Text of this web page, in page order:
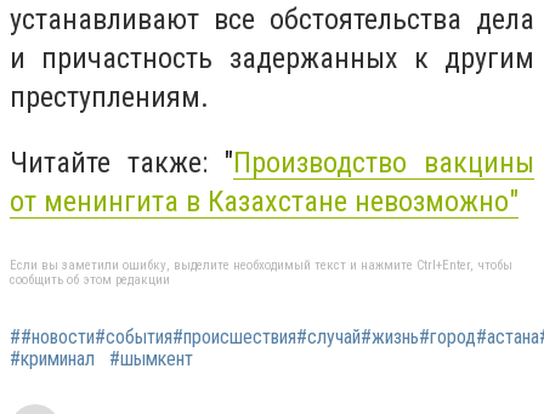
устанавливают все обстоятельства дела
и причастность задержанных к другим
преступлениям.
Читайте также: "Производство вакцины
от менингита в Казахстане невозможно"
Если вы заметили ошибку, выделите необходимый текст и нажмите Ctrl+Enter, чтобы
сообщить об этом редакции
#криминал
#шымкент